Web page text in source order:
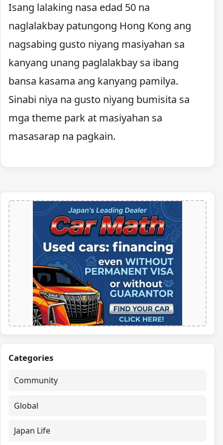
Isang lalaking nasa edad 50 na
naglalakbay patungong Hong Kong ang
nagsabing gusto niyang masiyahan sa
kanyang unang paglalakbay sa ibang
bansa kasama ang kanyang pamilya.
Sinabi niya na gusto niyang bumisita sa
mga theme park at masiyahan sa
masasarap na pagkain.
Categories
Community
Global
Japan Life